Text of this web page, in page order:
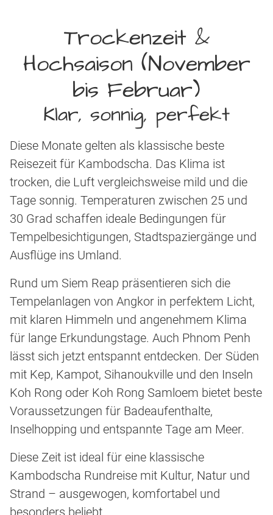
Trockenzeit &
Hochsaison (November
bis Februar)
Klar, sonnig, perfekt
Diese Monate gelten als klassische beste
Reisezeit für Kambodscha. Das Klima ist
trocken, die Luft vergleichsweise mild und die
Tage sonnig. Temperaturen zwischen 25 und
30 Grad schaffen ideale Bedingungen für
Tempelbesichtigungen, Stadtspaziergänge und
Ausflüge ins Umland.
Rund um Siem Reap präsentieren sich die
Tempelanlagen von Angkor in perfektem Licht,
mit klaren Himmeln und angenehmem Klima
für lange Erkundungstage. Auch Phnom Penh
lässt sich jetzt entspannt entdecken. Der Süden
mit Kep, Kampot, Sihanoukville und den Inseln
Koh Rong oder Koh Rong Samloem bietet beste
Voraussetzungen für Badeaufenthalte,
Inselhopping und entspannte Tage am Meer.
Diese Zeit ist ideal für eine klassische
Kambodscha Rundreise mit Kultur, Natur und
Strand – ausgewogen, komfortabel und